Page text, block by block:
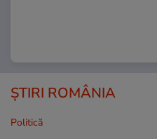
ȘTIRI ROMÂNIA
Politică